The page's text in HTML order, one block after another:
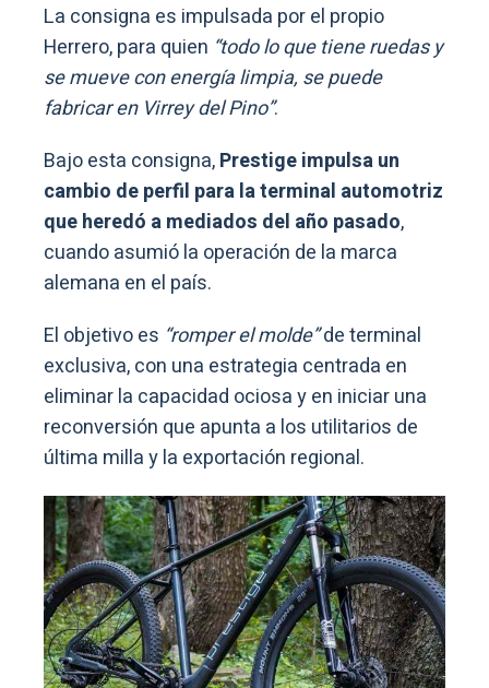
La consigna es impulsada por el propio
Herrero, para quien “todo lo que tiene ruedas y
se mueve con energía limpia, se puede
fabricar en Virrey del Pino”.
Bajo esta consigna,Prestige impulsa un
cambio de perfil para la terminal automotriz
que heredó a mediados del año pasado,
cuando asumió la operación de la marca
alemana en el país.
El objetivo es “romper el molde”de terminal
exclusiva, con una estrategia centrada en
eliminar la capacidad ociosa y en iniciar una
reconversión que apunta a los utilitarios de
última milla y la exportación regional.